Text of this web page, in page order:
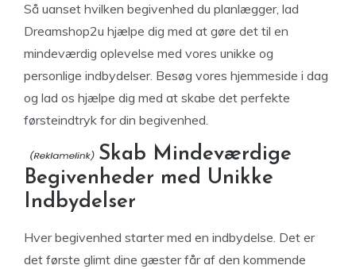
Så uanset hvilken begivenhed du planlægger, lad
Dreamshop2u hjælpe dig med at gøre det til en
mindeværdig oplevelse med vores unikke og
personlige indbydelser. Besøg vores hjemmeside i dag
og lad os hjælpe dig med at skabe det perfekte
førsteindtryk for din begivenhed.
Skab Mindeværdige
Begivenheder med Unikke
Indbydelser
Hver begivenhed starter med en indbydelse. Det er
det første glimt dine gæster får af den kommende